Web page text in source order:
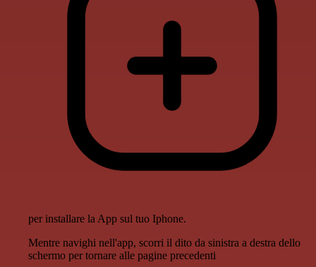
per installare la App sul tuo Iphone.
Mentre navighi nell'app, scorri il dito da sinistra a destra dello
schermo per tornare alle pagine precedenti